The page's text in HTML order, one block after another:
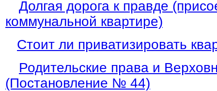
Долгая дорога к правде
коммунальной квартире)
Стоит ли приватизировать
Родительские права и
(Постановление № 44)